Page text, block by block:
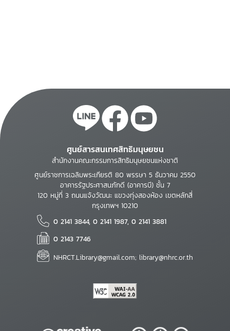
ศูนย์สารสนเทศสิทธิมนุษยชน
สำนักงานคณะกรรมการสิทธิมนุษยชนแห่งชาติ
ศูนย์ราชการเฉลิมพระเกียรติ 80 พรรษา 5 ธันวาคม 2550
อาคารรัฐประศาสนภักดี (อาคารบี) ชั้น 7
120 หมู่ที่ 3 ถนนแจ้งวัฒนะ แขวงทุ่งสองห้อง เขตหลักสี่
กรุงเทพฯ 10210
0 2141 3844, 0 2141 1987, 0 2141 3881
0 2143 7746
NHRCT.Library@gmail.com; library@nhrc.or.th